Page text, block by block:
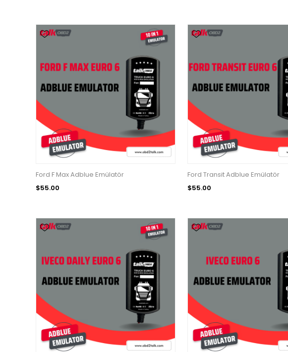
Ford F Max Adblue Emülatör
$55.00
Ford Transit Adblue Emülatör
$55.00